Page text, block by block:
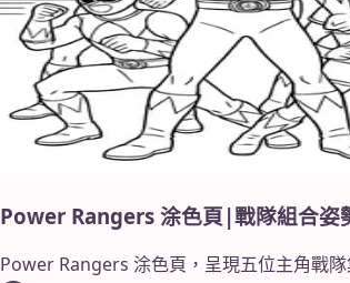
Power Rangers 涂色頁|戰隊組合姿
Power Rangers 涂色頁，呈現五位主角戰